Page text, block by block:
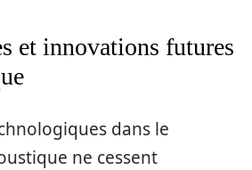
et innovations futures
dans le
ne cessent